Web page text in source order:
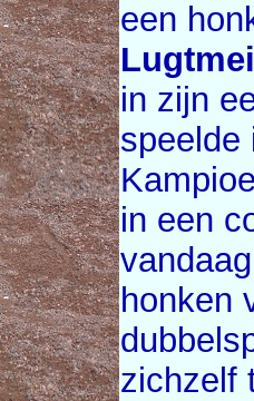
een
in zijn
speelde
in een
honken
zichzelf